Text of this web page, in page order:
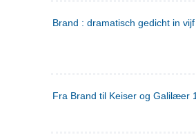
Brand : dramatisch gedicht in
Fra Brand til Keiser og Galilæer